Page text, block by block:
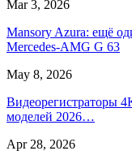
Mar 3, 2026
Mansory Azura: ещё
Mercedes-AMG G 63
May 8, 2026
Видеорегистраторы
моделей 2026…
Apr 28, 2026